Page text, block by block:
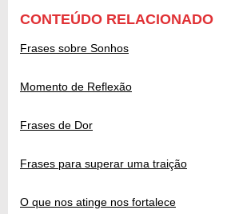
CONTEÚDO RELACIONADO
Frases sobre Sonhos
Momento de Reflexão
Frases de Dor
Frases para superar uma traição
O que nos atinge nos fortalece